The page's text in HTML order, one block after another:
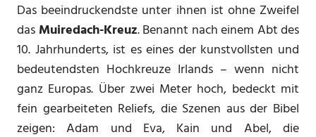
Das beeindruckendste unter ihnen ist ohne Zweifel
das Muiredach-Kreuz. Benannt nach einem Abt des
10. Jahrhunderts, ist es eines der kunstvollsten und
bedeutendsten Hochkreuze Irlands – wenn nicht
ganz Europas. Über zwei Meter hoch, bedeckt mit
fein gearbeiteten Reliefs, die Szenen aus der Bibel
zeigen: Adam und Eva, Kain und Abel, die